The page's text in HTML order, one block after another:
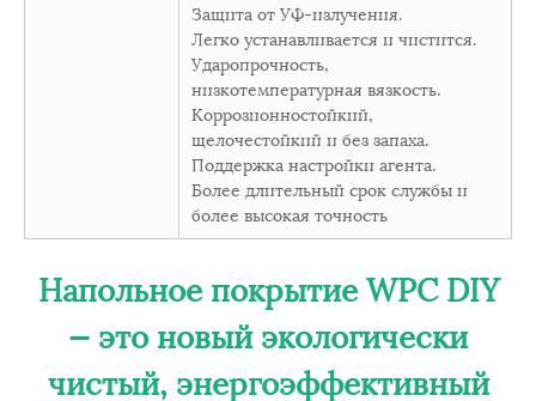
Защита от УФ-излучения.
Легко устанавливается и чистится.
Ударопрочность,
низкотемпературная вязкость.
Коррозионностойкий,
щелочестойкий и без запаха.
Поддержка настройки агента.
Более длительный срок службы и
более высокая точность
Напольное покрытие WPC DIY
— это новый экологически
чистый, энергоэффективный